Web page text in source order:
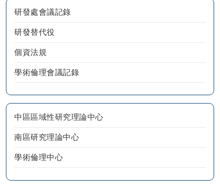
研發處會議記錄
研發替代役
個資法規
學術倫理會議記錄
中區區域性研究理論中心
南區研究理論中心
學術倫理中心